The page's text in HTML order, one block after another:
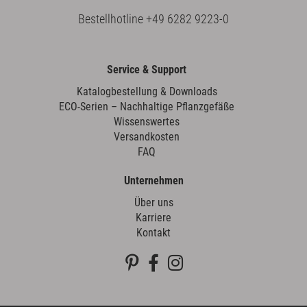
Bestellhotline+49 6282 9223-0
Service & Support
Katalogbestellung & Downloads
ECO-Serien – Nachhaltige Pflanzgefäße
Wissenswertes
Versandkosten
FAQ
Unternehmen
Über uns
Karriere
Kontakt